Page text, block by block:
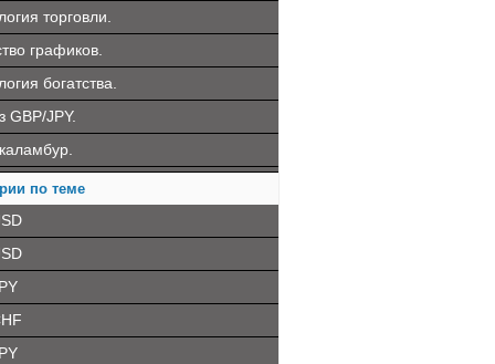
торговли.
графиков.
богатства.
GBP/JPY.
по теме